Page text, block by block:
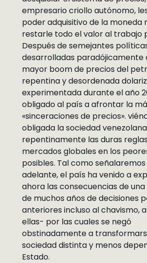
empresario criollo autónomo,
poder adquisitivo de la moneda
restarle todo el valor al trabajo
Después de semejantes
desarrolladas paradójicamente
mayor boom de precios del
repentina y desordenada
experimentada durante el año
obligado al país a afrontar la
«sinceraciones de precios».
obligada la sociedad
repentinamente las duras
mercados globales en los
posibles. Tal como
adelante, el país ha venido a
ahora las consecuencias de
de muchos años de decisiones
anteriores incluso al chavismo,
ellas- por las cuales se negó
obstinadamente a
sociedad distinta y menos
Estado.